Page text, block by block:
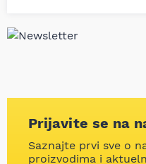
Prijavite se na
Saznajte prvi sve o
proizvodima i